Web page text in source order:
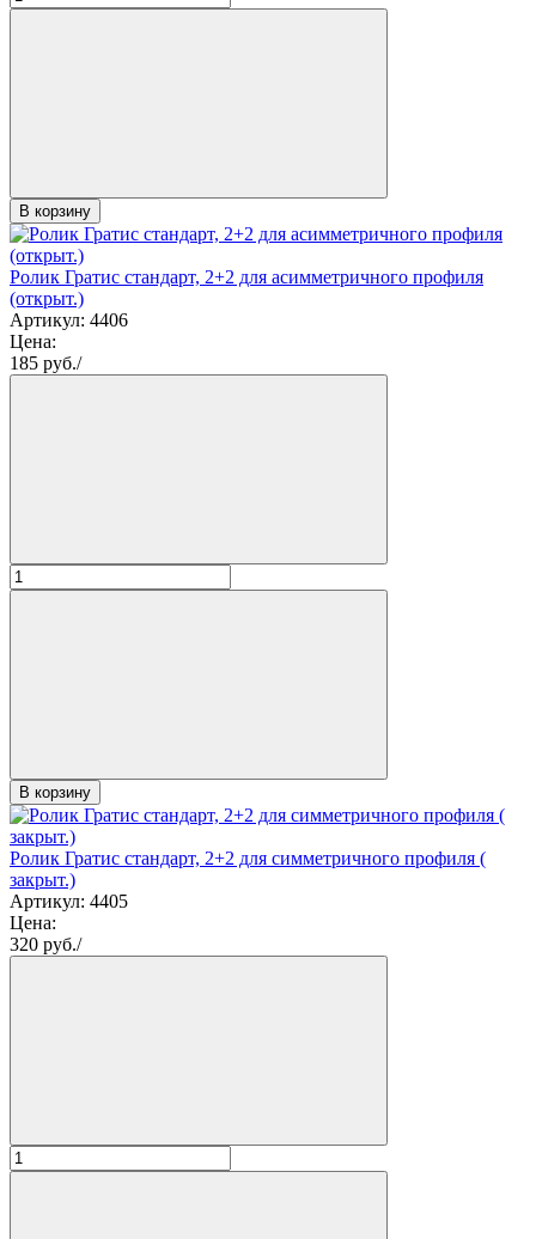
В корзину
Ролик Гратис стандарт, 2+2 для асимметричного профиля
(открыт.)
Артикул: 4406
Цена:
185 руб./
В корзину
Ролик Гратис стандарт, 2+2 для симметричного профиля (
закрыт.)
Артикул: 4405
Цена:
320 руб./